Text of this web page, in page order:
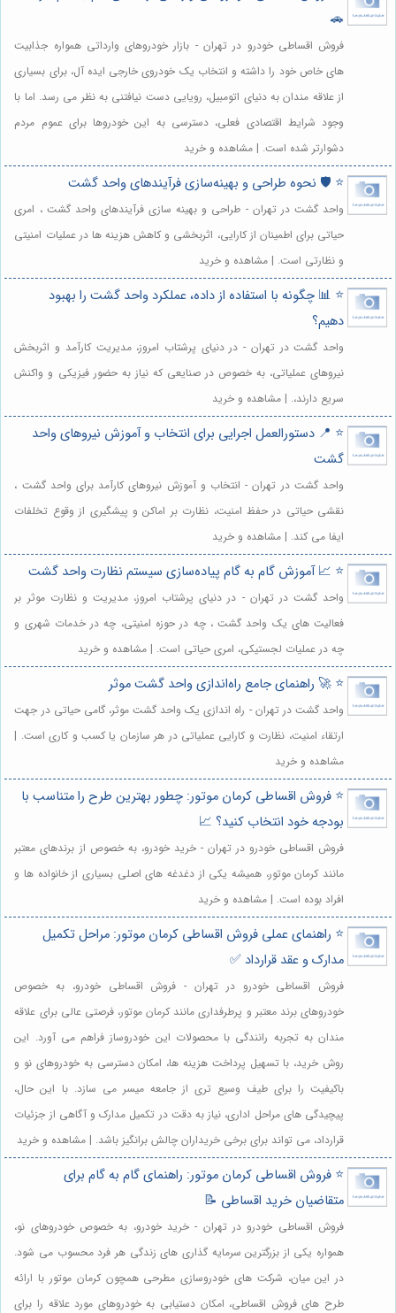
🚗
فروش اقساطی خودرو در تهران - بازار خودروهای وارداتی همواره جذابیت
های خاص خود را داشته و انتخاب یک خودروی خارجی ایده آل، برای بسیاری
از علاقه مندان به دنیای اتومبیل، رویایی دست نیافتنی به نظر می رسد. اما با
وجود شرایط اقتصادی فعلی، دسترسی به این خودروها برای عموم مردم
دشوارتر شده است. | مشاهده و خرید
⭐️ 🛡️ نحوه طراحی و بهینه‌سازی فرآیندهای واحد گشت
واحد گشت در تهران - طراحی و بهینه سازی فرآیندهای واحد گشت ، امری
حیاتی برای اطمینان از کارایی، اثربخشی و کاهش هزینه ها در عملیات امنیتی
و نظارتی است. | مشاهده و خرید
⭐️ 📊 چگونه با استفاده از داده، عملکرد واحد گشت را بهبود
دهیم؟
واحد گشت در تهران - در دنیای پرشتاب امروز، مدیریت کارآمد و اثربخش
نیروهای عملیاتی، به خصوص در صنایعی که نیاز به حضور فیزیکی و واکنش
سریع دارند،. | مشاهده و خرید
⭐️ 📍 دستورالعمل اجرایی برای انتخاب و آموزش نیروهای واحد
گشت
واحد گشت در تهران - انتخاب و آموزش نیروهای کارآمد برای واحد گشت ،
نقشی حیاتی در حفظ امنیت، نظارت بر اماکن و پیشگیری از وقوع تخلفات
ایفا می کند. | مشاهده و خرید
⭐️ 📈 آموزش گام به گام پیاده‌سازی سیستم نظارت واحد گشت
واحد گشت در تهران - در دنیای پرشتاب امروز، مدیریت و نظارت موثر بر
فعالیت های یک واحد گشت ، چه در حوزه امنیتی، چه در خدمات شهری و
چه در عملیات لجستیکی، امری حیاتی است. | مشاهده و خرید
⭐️ 🚀 راهنمای جامع راه‌اندازی واحد گشت موثر
واحد گشت در تهران - راه اندازی یک واحد گشت موثر، گامی حیاتی در جهت
ارتقاء امنیت، نظارت و کارایی عملیاتی در هر سازمان یا کسب و کاری است. |
مشاهده و خرید
⭐️ فروش اقساطی کرمان موتور: چطور بهترین طرح را متناسب با
بودجه خود انتخاب کنید؟ 📈
فروش اقساطی خودرو در تهران - خرید خودرو، به خصوص از برندهای معتبر
مانند کرمان موتور، همیشه یکی از دغدغه های اصلی بسیاری از خانواده ها و
افراد بوده است. | مشاهده و خرید
⭐️ راهنمای عملی فروش اقساطی کرمان موتور: مراحل تکمیل
مدارک و عقد قرارداد ✅
فروش اقساطی خودرو در تهران - فروش اقساطی خودرو، به خصوص
خودروهای برند معتبر و پرطرفداری مانند کرمان موتور، فرصتی عالی برای علاقه
مندان به تجربه رانندگی با محصولات این خودروساز فراهم می آورد. این
روش خرید، با تسهیل پرداخت هزینه ها، امکان دسترسی به خودروهای نو و
باکیفیت را برای طیف وسیع تری از جامعه میسر می سازد. با این حال،
پیچیدگی های مراحل اداری، نیاز به دقت در تکمیل مدارک و آگاهی از جزئیات
قرارداد، می تواند برای برخی خریداران چالش برانگیز باشد. | مشاهده و خرید
⭐️ فروش اقساطی کرمان موتور: راهنمای گام به گام برای
متقاضیان خرید اقساطی 📝
فروش اقساطی خودرو در تهران - خرید خودرو، به خصوص خودروهای نو،
همواره یکی از بزرگترین سرمایه گذاری های زندگی هر فرد محسوب می شود.
در این میان، شرکت های خودروسازی مطرحی همچون کرمان موتور با ارائه
طرح های فروش اقساطی، امکان دستیابی به خودروهای مورد علاقه را برای